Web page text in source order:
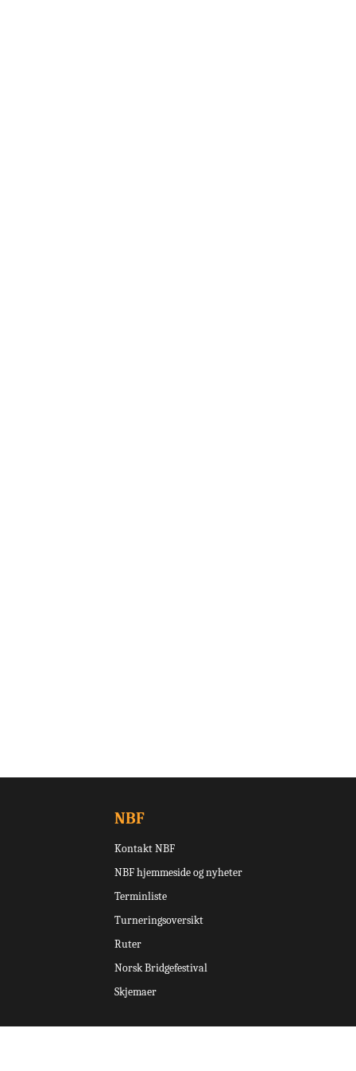
NBF
Kontakt NBF
NBF hjemmeside og nyheter
Terminliste
Turneringsoversikt
Ruter
Norsk Bridgefestival
Skjemaer